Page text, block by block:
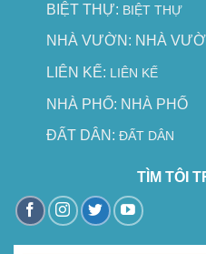
BIỆT THỰ: BIỆT THỰ
NHÀ VƯỜN: NHÀ
LIÊN KẾ: LIÊN KẾ
NHÀ PHỐ: NHÀ PHỐ
ĐẤT DÂN: ĐẤT DÂN
TÌM TÔI